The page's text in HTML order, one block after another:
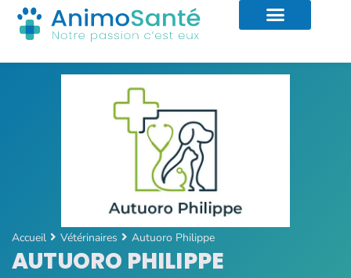
Accueil Vétérinaires Autuoro Philippe
AUTUORO PHILIPPE